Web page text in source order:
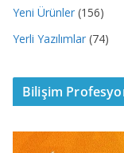
Yeni Ürünler (156)
Yerli Yazılımlar (74)
Bilişim